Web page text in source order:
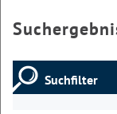
Suchfilter